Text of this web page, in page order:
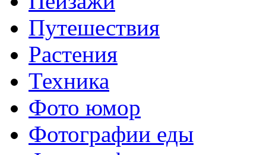
Путешествия
Растения
Техника
Фото юмор
Фотографии еды